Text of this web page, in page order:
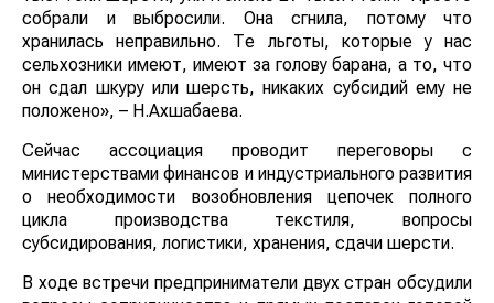
собрали и выбросили. Она сгнила, потому что
хранилась неправильно. Те льготы, которые у нас
сельхозники имеют, имеют за голову барана, а то, что
он сдал шкуру или шерсть, никаких субсидий ему не
положено», – Н.Ахшабаева.
Сейчас ассоциация проводит переговоры с
министерствами финансов и индустриального развития
о необходимости возобновления цепочек полного
цикла производства текстиля, вопросы
субсидирования, логистики, хранения, сдачи шерсти.
В ходе встречи предприниматели двух стран обсудили